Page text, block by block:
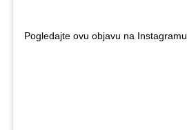
Pogledajte ovu objavu na Instagramu.